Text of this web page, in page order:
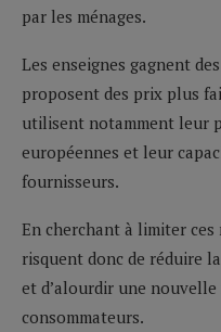
par les ménages.
Les enseignes gagnent
proposent des prix plus
utilisent notamment leur
européennes et leur
fournisseurs.
En cherchant à limiter ces
risquent donc de réduire
et d’alourdir une
consommateurs.